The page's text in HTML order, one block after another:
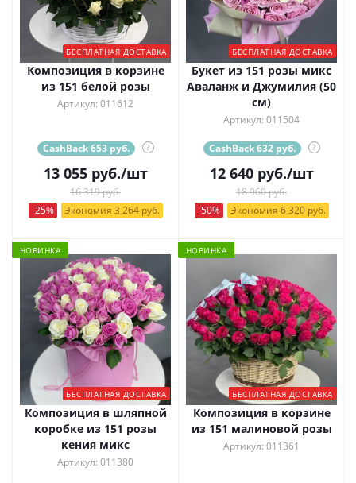
БЕСПЛАТНАЯ ДОСТАВКА
Композиция в корзине
из 151 белой розы
Артикул: 011612
CashBack 653 руб. ?
13 055руб./шт
16 319 руб.
-25%
Экономия 3 264 руб.
БЕСПЛАТНАЯ ДОСТАВКА
Букет из 151 розы микс
Аваланж и Джумилия (50
см)
Артикул: 011504
CashBack 632 руб. ?
12 640руб./шт
18 960 руб.
-50%
Экономия 6 320 руб.
НОВИНКА
БЕСПЛАТНАЯ ДОСТАВКА
Композиция в шляпной
коробке из 151 розы
кения микс
Артикул: 011380
НОВИНКА
БЕСПЛАТНАЯ ДОСТАВКА
Композиция в корзине
из 151 малиновой розы
Артикул: 011361